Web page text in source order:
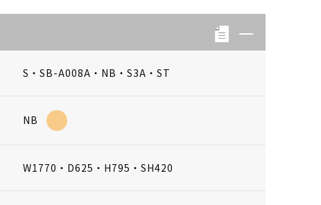
S・SB-A008A・NB・S3A・ST
NB
W1770・D625・H795・SH420